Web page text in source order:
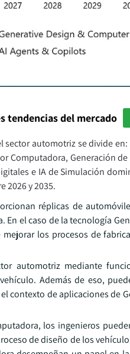
tendencias del mercado
automotriz se divide
Computadora, Generación
e IA de Simulación
2026 y 2035.
réplicas de
el caso de la tecnología
los procesos de
automotriz mediante
Además de eso,
contexto de aplicaciones de
los ingenieros
de diseño de los